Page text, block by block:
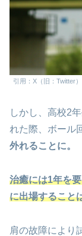
引用：X（旧：Twitter
しかし、高校2
れた際、ボール
外れることに。
治癒には1年を
に出場すること
肩の故障により